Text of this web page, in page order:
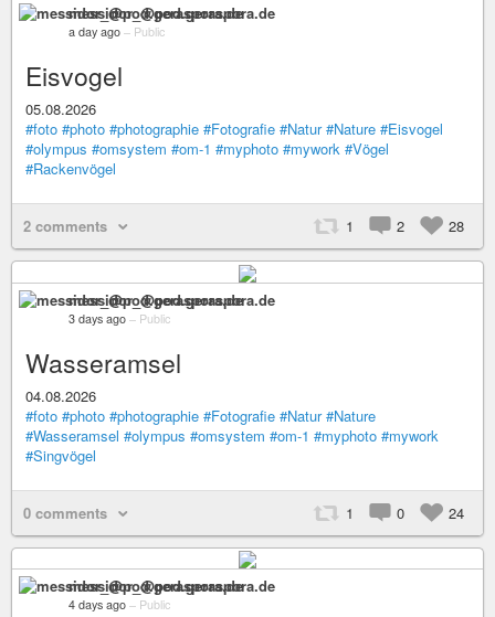
messidor_@pod.geraspora.de
a day ago – Public
Eisvogel
05.08.2026
#foto #photo #photographie #Fotografie #Natur #Nature #Eisvogel
#olympus #omsystem #om-1 #myphoto #mywork #Vögel
#Rackenvögel
2 comments 1 2 28
messidor_@pod.geraspora.de
3 days ago – Public
Wasseramsel
04.08.2026
#foto #photo #photographie #Fotografie #Natur #Nature
#Wasseramsel #olympus #omsystem #om-1 #myphoto #mywork
#Singvögel
0 comments 1 0 24
messidor_@pod.geraspora.de
4 days ago – Public